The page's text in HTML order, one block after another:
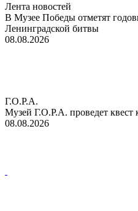
Лента новостей
В Музее Победы отметят
Ленинградской битвы
08.08.2026
Г.О.Р.А.
Музей Г.О.Р.А. проведет квест
08.08.2026